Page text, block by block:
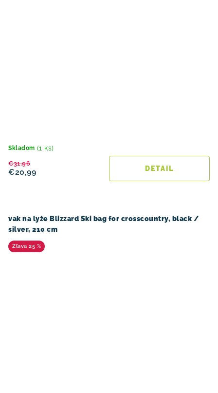
Skladom (1 ks)
€20,99
€31,96
DETAIL
vak na lyže Blizzard Ski bag for crosscountry, black /
silver, 210 cm
25 %